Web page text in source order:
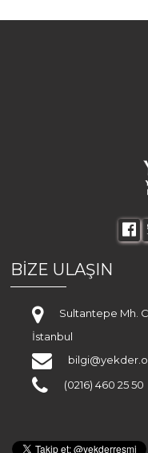
BİZE ULAŞIN
Sultantepe Mh.
İstanbul
(0216) 460 25 50